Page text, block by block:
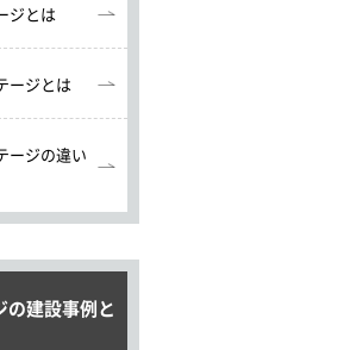
ジとは
ージとは
ージの違い
の建設事例と